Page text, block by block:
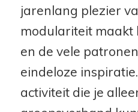
jarenlang plezier
modulariteit maakt
en de vele
eindeloze
activiteit die je